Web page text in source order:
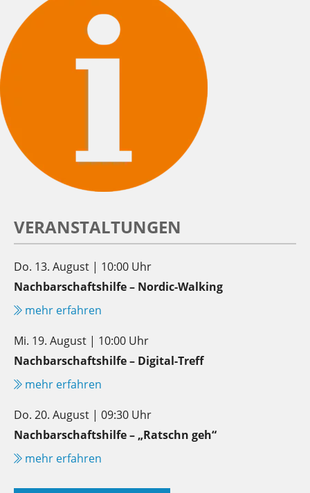
VERANSTALTUNGEN
Do. 13. August | 10:00 Uhr
Nachbarschaftshilfe – Nordic-Walking
mehr erfahren
Mi. 19. August | 10:00 Uhr
Nachbarschaftshilfe – Digital-Treff
mehr erfahren
Do. 20. August | 09:30 Uhr
Nachbarschaftshilfe – „Ratschn geh“
mehr erfahren